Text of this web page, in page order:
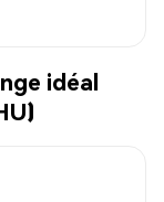
idéal